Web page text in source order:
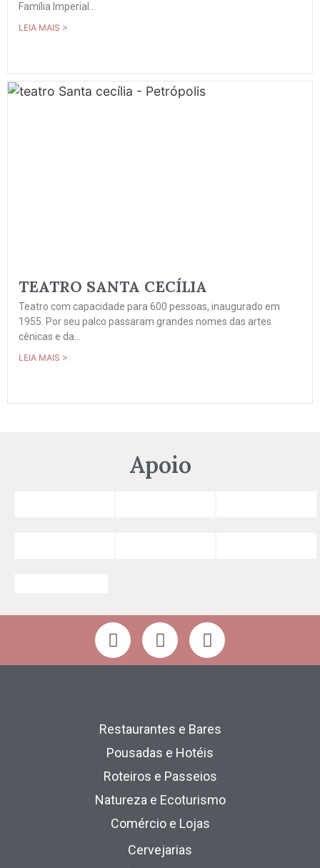
Família Imperial...
LEIA MAIS >
TEATRO SANTA CECÍLIA
Teatro com capacidade para 600 pessoas, inaugurado em
1955. Por seu palco passaram grandes nomes das artes
cênicas e da...
LEIA MAIS >
Apoio
Restaurantes e Bares
Pousadas e Hotéis
Roteiros e Passeios
Natureza e Ecoturismo
Comércio e Lojas
Cervejarias